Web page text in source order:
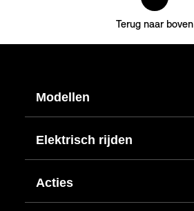
Terug naar boven
Modellen
Elektrisch rijden
Acties